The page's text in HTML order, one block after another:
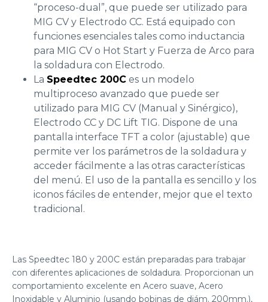
“proceso-dual”, que puede ser utilizado para
MIG CV y Electrodo CC. Está equipado con
funciones esenciales tales como inductancia
para MIG CV o Hot Start y Fuerza de Arco para
la soldadura con Electrodo.
La Speedtec 200C es un modelo
multiproceso avanzado que puede ser
utilizado para MIG CV (Manual y Sinérgico),
Electrodo CC y DC Lift TIG. Dispone de una
pantalla interface TFT a color (ajustable) que
permite ver los parámetros de la soldadura y
acceder fácilmente a las otras características
del menú. El uso de la pantalla es sencillo y los
iconos fáciles de entender, mejor que el texto
tradicional.
Las Speedtec 180 y 200C están preparadas para trabajar
con diferentes aplicaciones de soldadura. Proporcionan un
comportamiento excelente en Acero suave, Acero
Inoxidable y Aluminio (usando bobinas de diám. 200mm.),